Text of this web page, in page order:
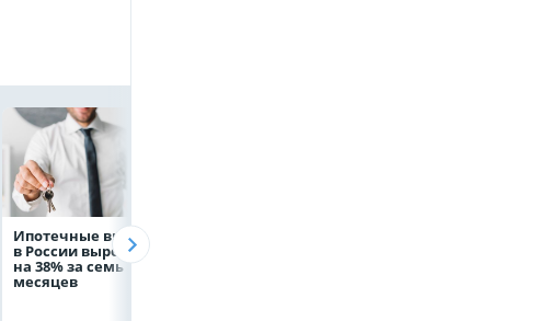
Ипотечные выдачи
в России выросли
на 38% за семь
месяцев